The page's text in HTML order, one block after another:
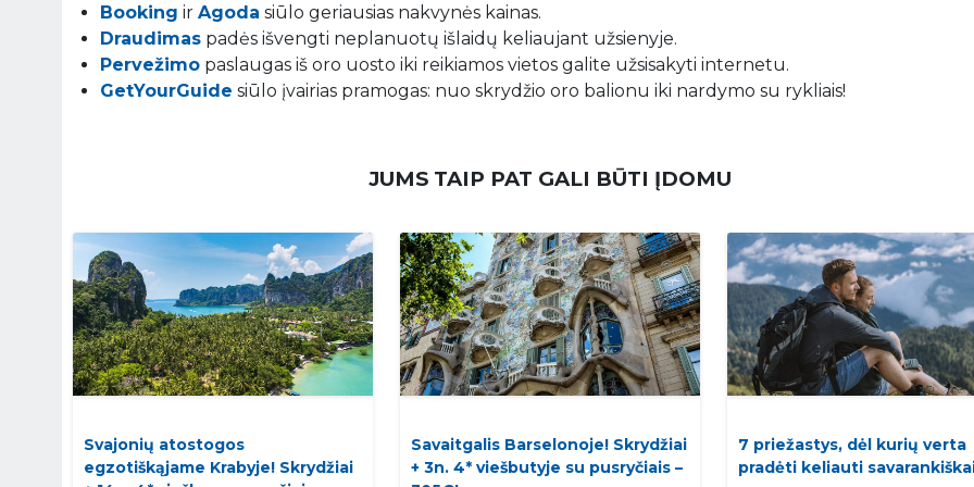
Booking ir Agoda siūlo geriausias nakvynės kainas.
Draudimas padės išvengti neplanuotų išlaidų keliaujant užsienyje.
Pervežimo paslaugas iš oro uosto iki reikiamos vietos galite užsisakyti internetu.
GetYourGuide siūlo įvairias pramogas: nuo skrydžio oro balionu iki nardymo su rykliais!
JUMS TAIP PAT GALI BŪTI ĮDOMU
Svajonių atostogos
egzotiškąjame Krabyje! Skrydžiai
Savaitgalis Barselonoje! Skrydžiai
+ 3n. 4* viešbutyje su pusryčiais –
7 priežastys, dėl kurių verta
pradėti keliauti